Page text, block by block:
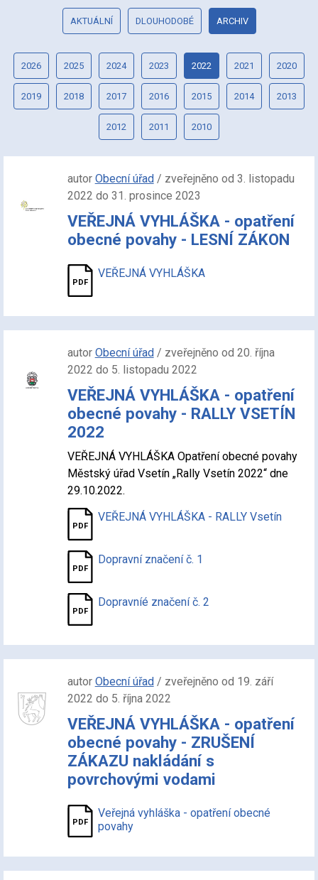
AKTUÁLNÍ DLOUHODOBÉ ARCHIV
2026 2025 2024 2023 2022 2021 2020
2019 2018 2017 2016 2015 2014 2013
2012 2011 2010
autor Obecní úřad/ zveřejněno od 3. listopadu
2022 do 31. prosince 2023
VEŘEJNÁ VYHLÁŠKA - opatření
obecné povahy - LESNÍ ZÁKON
VEŘEJNÁ VYHLÁŠKA
autor Obecní úřad/ zveřejněno od 20. října
2022 do 5. listopadu 2022
VEŘEJNÁ VYHLÁŠKA - opatření
obecné povahy - RALLY VSETÍN
2022
VEŘEJNÁ VYHLÁŠKA Opatření obecné povahy
Městský úřad Vsetín „Rally Vsetín 2022“ dne
29.10.2022.
VEŘEJNÁ VYHLÁŠKA - RALLY Vsetín
Dopravní značení č. 1
Dopravníé značení č. 2
autor Obecní úřad/ zveřejněno od 19. září
2022 do 5. října 2022
VEŘEJNÁ VYHLÁŠKA - opatření
obecné povahy - ZRUŠENÍ
ZÁKAZU nakládání s
povrchovými vodami
Veřejná vyhláška - opatření obecné
povahy